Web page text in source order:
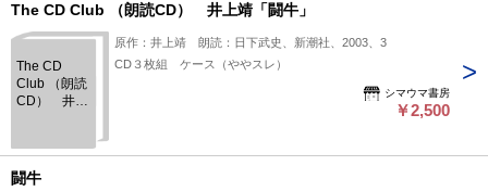
The CD Club （朗読CD） 井上靖「闘牛」
The CD
Club （朗読
CD） 井上
原作：井上靖 朗読：日下武史、新潮社、2003、3
CD３枚組 ケース（ややスレ）
シマウマ書房
￥2,500
闘牛